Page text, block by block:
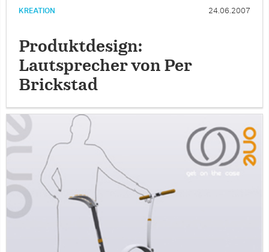
KREATION 24.06.2007
Produktdesign:
Lautsprecher von Per
Brickstad